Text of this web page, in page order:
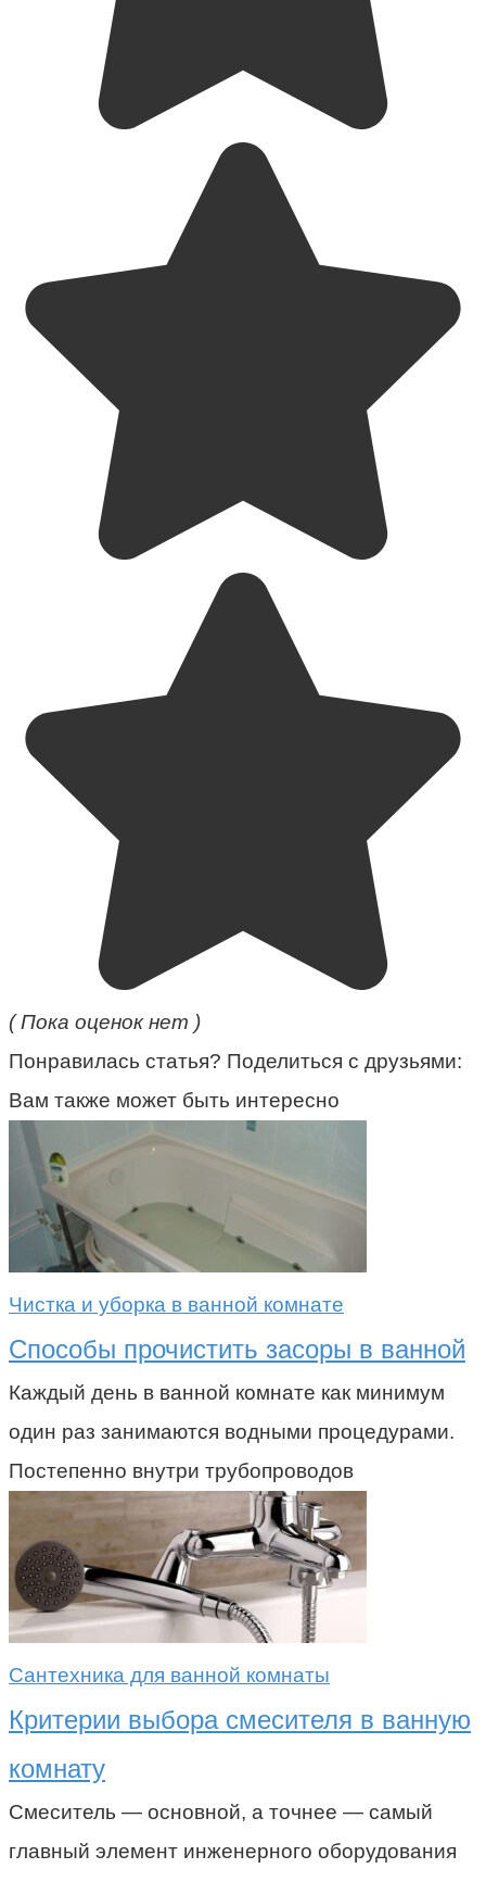
( Пока оценок нет )
Понравилась статья? Поделиться с друзьями:
Вам также может быть интересно
Чистка и уборка в ванной комнате
Способы прочистить засоры в ванной
Каждый день в ванной комнате как минимум
один раз занимаются водными процедурами.
Постепенно внутри трубопроводов
Сантехника для ванной комнаты
Критерии выбора смесителя в ванную
комнату
Смеситель — основной, а точнее — самый
главный элемент инженерного оборудования